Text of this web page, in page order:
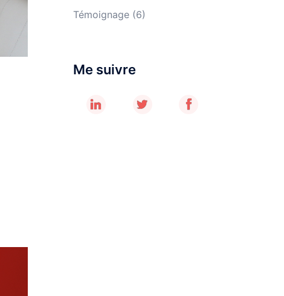
Témoignage(6)
Me suivre